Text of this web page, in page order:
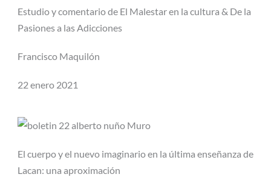
Estudio y comentario de El Malestar en la cultura & De la
Pasiones a las Adicciones
Francisco Maquilón
22 enero 2021
El cuerpo y el nuevo imaginario en la última enseñanza de
Lacan: una aproximación